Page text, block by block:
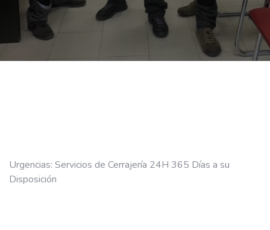
Urgencias: Servicios de Cerrajería 24H 365 Días a su
Disposición